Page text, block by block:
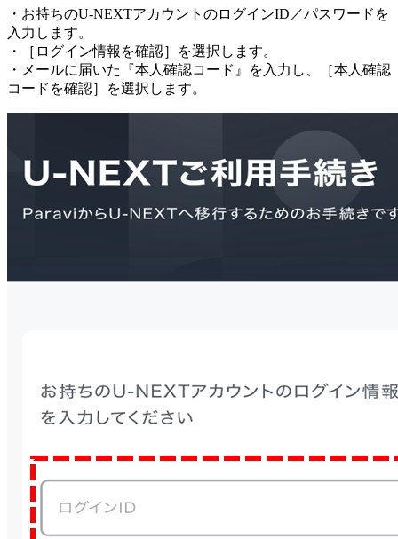
・お持ちのU-NEXTアカウントのログインID／パスワードを
入力します。
・［ログイン情報を確認］を選択します。
・メールに届いた『本人確認コード』を入力し、［本人確認
コードを確認］を選択します。